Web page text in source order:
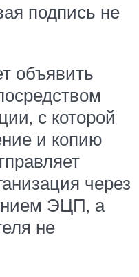
подпись не
объявить
с которой
и копию
через
ЭЦП, а
не